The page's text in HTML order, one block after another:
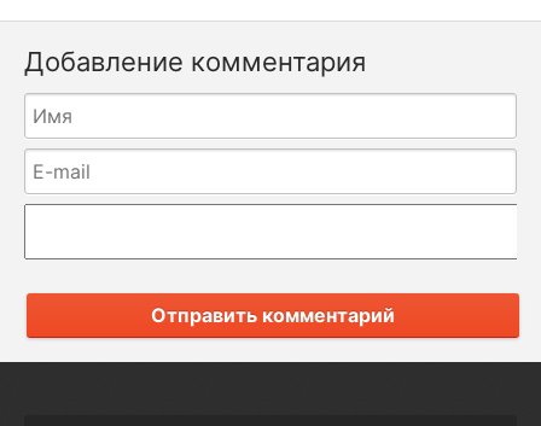
Добавление комментария
Отправить комментарий